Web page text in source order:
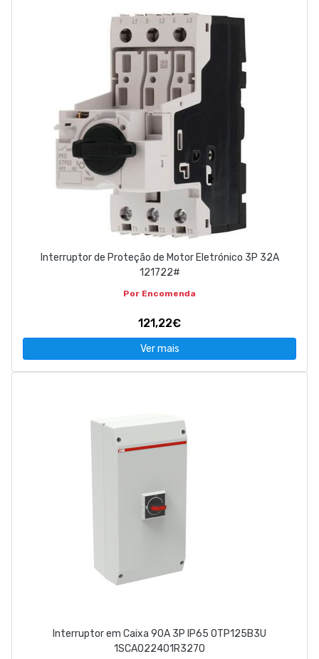
Interruptor de Proteção de Motor Eletrónico 3P 32A
121722#
Por Encomenda
121,22€
Ver mais
Interruptor em Caixa 90A 3P IP65 OTP125B3U
1SCA022401R3270